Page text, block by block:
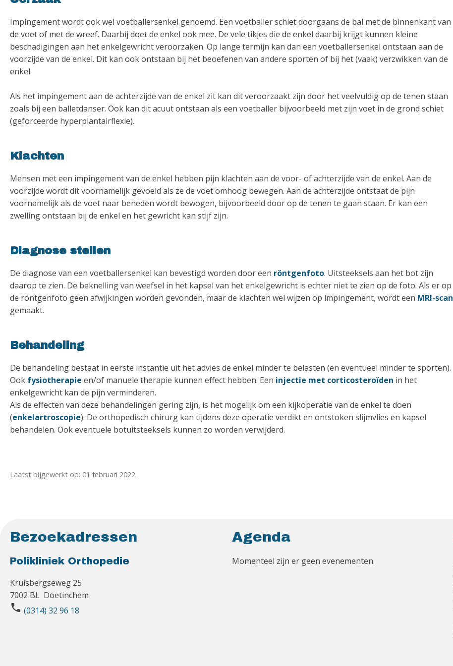
Impingement wordt ook wel voetballersenkel genoemd. Een voetballer schiet doorgaans de bal met de binnenkant van
de voet of met de wreef. Daarbij doet de enkel ook mee. De vele tikjes die de enkel daarbij krijgt kunnen kleine
beschadigingen aan het enkelgewricht veroorzaken. Op lange termijn kan dan een voetballersenkel ontstaan aan de
voorzijde van de enkel. Dit kan ook ontstaan bij het beoefenen van andere sporten of bij het (vaak) verzwikken van de
enkel.
Als het impingement aan de achterzijde van de enkel zit kan dit veroorzaakt zijn door het veelvuldig op de tenen staan
zoals bij een balletdanser. Ook kan dit acuut ontstaan als een voetballer bijvoorbeeld met zijn voet in de grond schiet
(geforceerde hyperplantairflexie).
Klachten
Mensen met een impingement van de enkel hebben pijn klachten aan de voor- of achterzijde van de enkel. Aan de
voorzijde wordt dit voornamelijk gevoeld als ze de voet omhoog bewegen. Aan de achterzijde ontstaat de pijn
voornamelijk als de voet naar beneden wordt bewogen, bijvoorbeeld door op de tenen te gaan staan. Er kan een
zwelling ontstaan bij de enkel en het gewricht kan stijf zijn.
Diagnose stellen
De diagnose van een voetballersenkel kan bevestigd worden door een röntgenfoto. Uitsteeksels aan het bot zijn
daarop te zien. De beknelling van weefsel in het kapsel van het enkelgewricht is echter niet te zien op de foto. Als er op
de röntgenfoto geen afwijkingen worden gevonden, maar de klachten wel wijzen op impingement, wordt een MRI-scan
gemaakt.
Behandeling
De behandeling bestaat in eerste instantie uit het advies de enkel minder te belasten (en eventueel minder te sporten).
Ook fysiotherapie en/of manuele therapie kunnen effect hebben. Een injectie met corticosteroïden in het
enkelgewricht kan de pijn verminderen.
Als de effecten van deze behandelingen gering zijn, is het mogelijk om een kijkoperatie van de enkel te doen
(enkelartroscopie). De orthopedisch chirurg kan tijdens deze operatie verdikt en ontstoken slijmvlies en kapsel
behandelen. Ook eventuele botuitsteeksels kunnen zo worden verwijderd.
Laatst bijgewerkt op: 01 februari 2022
Bezoekadressen
Polikliniek Orthopedie
Kruisbergseweg 25
7002 BL Doetinchem
phone (0314) 32 96 18
Agenda
Momenteel zijn er geen evenementen.